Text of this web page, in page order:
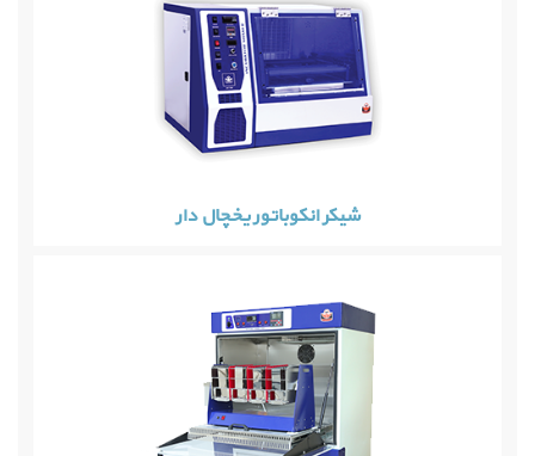
شیکر انکوباتور یخچال دار